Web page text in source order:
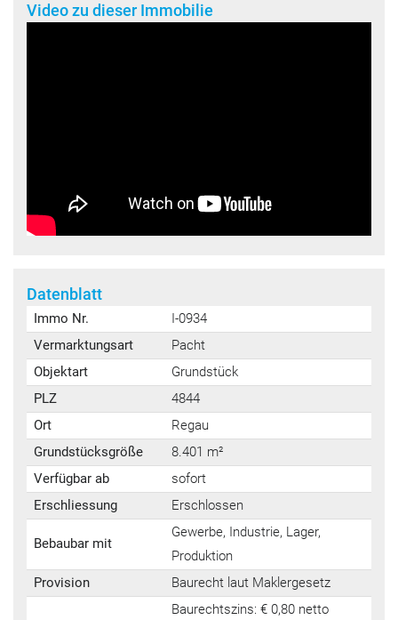
Video zu dieser Immobilie
Datenblatt
Immo Nr.
I-0934
Vermarktungsart
Pacht
Objektart
Grundstück
PLZ
4844
Ort
Regau
Grundstücksgröße
8.401 m²
Verfügbar ab
sofort
Erschliessung
Erschlossen
Bebaubar mit
Gewerbe, Industrie, Lager,
Produktion
Provision
Baurecht laut Maklergesetz
Baurechtszins: € 0,80 netto